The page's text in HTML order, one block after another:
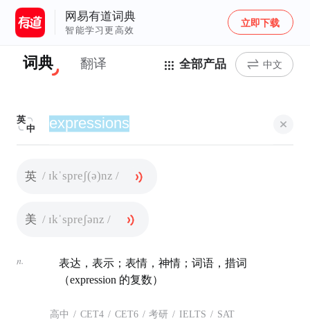
网易有道词典
智能学习更高效
立即下载
词典 翻译 全部产品 中文
英
中
英 / ɪkˈspreʃ(ə)nz /
美 / ɪkˈspreʃənz /
n.
表达，表示；表情，神情；词语，措词
（expression 的复数）
高中 / CET4 / CET6 / 考研 / IELTS / SAT